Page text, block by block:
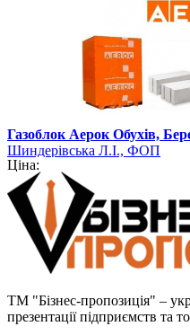
Газоблок Аерок Обухів,
Шиндерівська Л.І., ФОП
Ціна:
ТМ "Бізнес-пропозиція" –
презентації підприємств та